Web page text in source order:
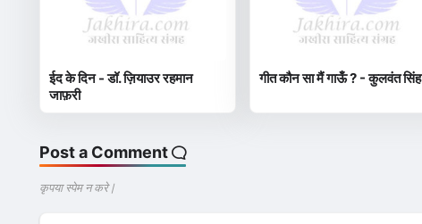
ईद के दिन - डॉ. ज़ियाउर रहमान
जाफ़री
गीत कौन सा मैं गाऊँ ? - कुलवंत सिंह
Post a Comment
कृपया स्पेम न करे |